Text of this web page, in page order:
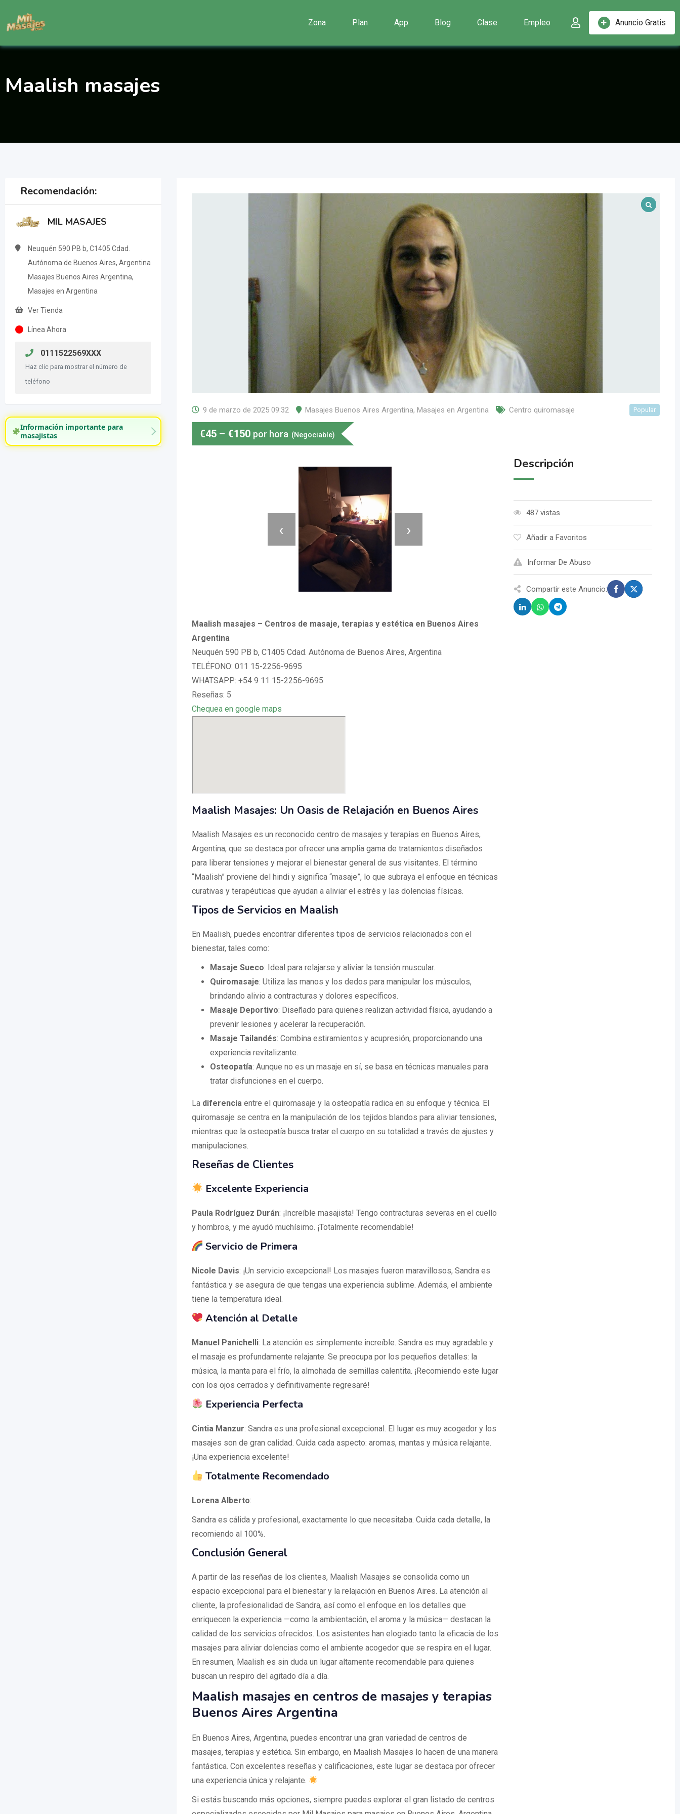
contenido
Anuncio Gratis
Zona Plan App Blog Clase Empleo
Maalish masajes
Recomendación:
MIL MASAJES
Neuquén 590 PB b, C1405 Cdad.
Autónoma de Buenos Aires, Argentina
Masajes Buenos Aires Argentina,
Masajes en Argentina
Ver Tienda
Línea Ahora
0111522569XXX
Haz clic para mostrar el número de
teléfono
Información importante para
masajistas
9 de marzo de 2025 09:32 Masajes Buenos Aires Argentina, Masajes en Argentina Centro quiromasaje Popular
€45 – €150 por hora (Negociable)
‹ ›
Maalish masajes – Centros de masaje, terapias y estética en Buenos Aires
Argentina
Neuquén 590 PB b, C1405 Cdad. Autónoma de Buenos Aires, Argentina
TELÉFONO: 011 15-2256-9695
WHATSAPP: +54 9 11 15-2256-9695
Reseñas: 5
Chequea en google maps
Maalish Masajes: Un Oasis de Relajación en Buenos Aires
Maalish Masajes es un reconocido centro de masajes y terapias en Buenos Aires,
Argentina, que se destaca por ofrecer una amplia gama de tratamientos diseñados
para liberar tensiones y mejorar el bienestar general de sus visitantes. El término
“Maalish” proviene del hindi y significa “masaje”, lo que subraya el enfoque en técnicas
curativas y terapéuticas que ayudan a aliviar el estrés y las dolencias físicas.
Tipos de Servicios en Maalish
En Maalish, puedes encontrar diferentes tipos de servicios relacionados con el
bienestar, tales como:
Masaje Sueco: Ideal para relajarse y aliviar la tensión muscular.
Quiromasaje: Utiliza las manos y los dedos para manipular los músculos,
brindando alivio a contracturas y dolores específicos.
Masaje Deportivo: Diseñado para quienes realizan actividad física, ayudando a
prevenir lesiones y acelerar la recuperación.
Masaje Tailandés: Combina estiramientos y acupresión, proporcionando una
experiencia revitalizante.
Osteopatía: Aunque no es un masaje en sí, se basa en técnicas manuales para
tratar disfunciones en el cuerpo.
La diferenciaentre el quiromasaje y la osteopatía radica en su enfoque y técnica. El
quiromasaje se centra en la manipulación de los tejidos blandos para aliviar tensiones,
mientras que la osteopatía busca tratar el cuerpo en su totalidad a través de ajustes y
manipulaciones.
Reseñas de Clientes
Excelente Experiencia
Paula Rodríguez Durán: ¡Increíble masajista! Tengo contracturas severas en el cuello
y hombros, y me ayudó muchísimo. ¡Totalmente recomendable!
Servicio de Primera
Nicole Davis: ¡Un servicio excepcional! Los masajes fueron maravillosos, Sandra es
fantástica y se asegura de que tengas una experiencia sublime. Además, el ambiente
tiene la temperatura ideal.
Atención al Detalle
Manuel Panichelli: La atención es simplemente increíble. Sandra es muy agradable y
el masaje es profundamente relajante. Se preocupa por los pequeños detalles: la
música, la manta para el frío, la almohada de semillas calentita. ¡Recomiendo este lugar
con los ojos cerrados y definitivamente regresaré!
Experiencia Perfecta
Cintia Manzur: Sandra es una profesional excepcional. El lugar es muy acogedor y los
masajes son de gran calidad. Cuida cada aspecto: aromas, mantas y música relajante.
¡Una experiencia excelente!
Totalmente Recomendado
Lorena Alberto:
Sandra es cálida y profesional, exactamente lo que necesitaba. Cuida cada detalle, la
recomiendo al 100%.
Conclusión General
A partir de las reseñas de los clientes, Maalish Masajes se consolida como un
espacio excepcional para el bienestar y la relajación en Buenos Aires. La atención al
cliente, la profesionalidad de Sandra, así como el enfoque en los detalles que
enriquecen la experiencia —como la ambientación, el aroma y la música— destacan la
calidad de los servicios ofrecidos. Los asistentes han elogiado tanto la eficacia de los
masajes para aliviar dolencias como el ambiente acogedor que se respira en el lugar.
En resumen, Maalish es sin duda un lugar altamente recomendable para quienes
buscan un respiro del agitado día a día.
Maalish masajes en centros de masajes y terapias
Buenos Aires Argentina
En Buenos Aires, Argentina, puedes encontrar una gran variedad de centros de
masajes, terapias y estética. Sin embargo, en Maalish Masajes lo hacen de una manera
fantástica. Con excelentes reseñas y calificaciones, este lugar se destaca por ofrecer
una experiencia única y relajante.
Si estás buscando más opciones, siempre puedes explorar el gran listado de centros
Descripción
487 vistas
Añadir a Favoritos
Informar De Abuso
Compartir este Anuncio: